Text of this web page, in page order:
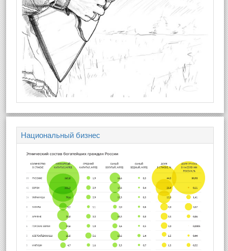
Национальный бизнес